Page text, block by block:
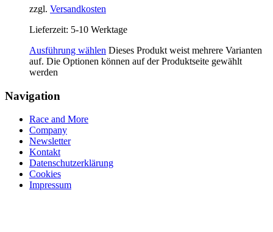
zzgl. Versandkosten
Lieferzeit: 5-10 Werktage
Ausführung wählen Dieses Produkt weist mehrere Varianten
auf. Die Optionen können auf der Produktseite gewählt
werden
Navigation
Race and More
Company
Newsletter
Kontakt
Datenschutzerklärung
Cookies
Impressum